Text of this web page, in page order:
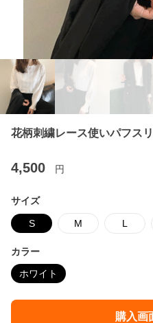
花柄刺繍レース使いパフス
4,500 円
サイズ
S M L
カラー
ホワイト
購入画